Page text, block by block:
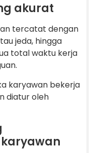
akurat
tercatat dengan
jeda, hingga
total waktu kerja
karyawan bekerja
diatur oleh